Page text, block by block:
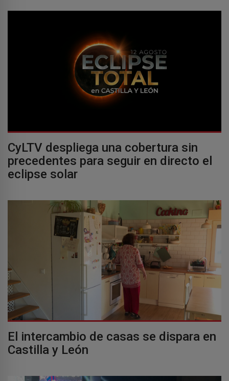
CyLTV despliega una cobertura sin
precedentes para seguir en directo el
eclipse solar
El intercambio de casas se dispara en
Castilla y León